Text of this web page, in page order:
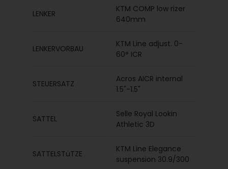
LENKER
KTM COMP low rizer
640mm
LENKERVORBAU
KTM Line adjust. 0-
60° ICR
STEUERSATZ
Acros AICR internal
1.5"-1.5"
SATTEL
Selle Royal Lookin
Athletic 3D
SATTELSTüTZE
KTM Line Elegance
suspension 30.9/300